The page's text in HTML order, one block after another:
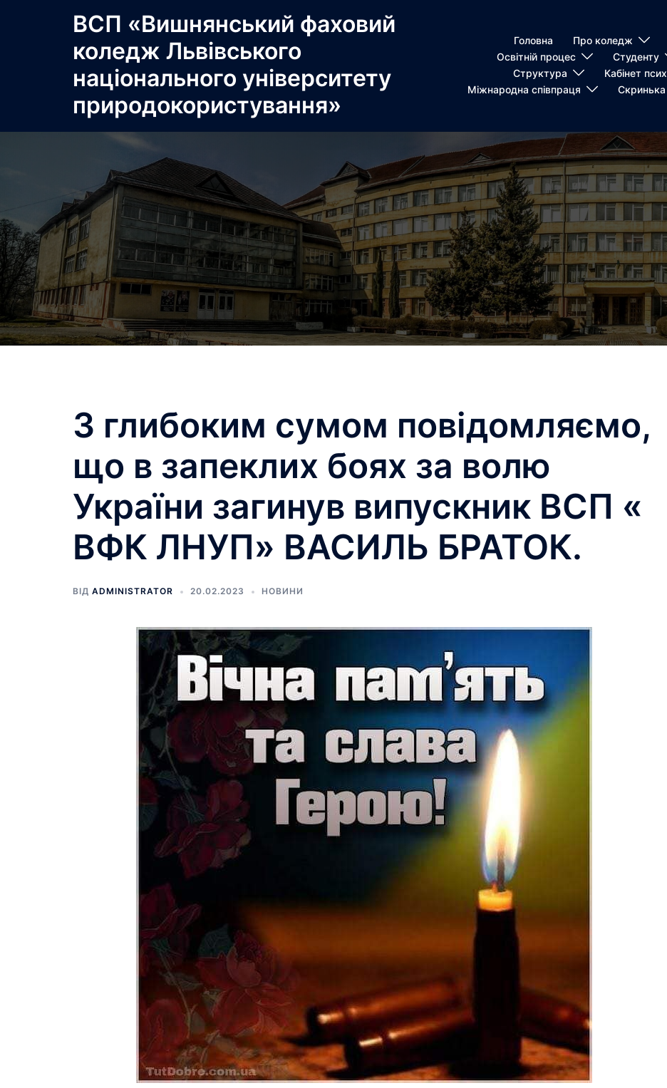
ВСП «Вишнянський фаховий
коледж Львівського
національного університету
природокористування»
Головна Про коледж
Освітній процес
Студенту
Структура
Кабінет
Міжнародна співпраця
Скринька
З глибоким сумом повідомляємо,
що в запеклих боях за волю
України загинув випускник ВСП «
ВФК ЛНУП» ВАСИЛЬ БРАТОК.
ВІД ADMINISTRATOR 20.02.2023 НОВИНИ